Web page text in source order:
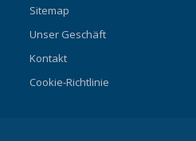
Sitemap
Unser Geschäft
Kontakt
Cookie-Richtlinie